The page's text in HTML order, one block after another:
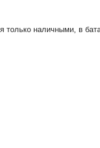
только наличными, в